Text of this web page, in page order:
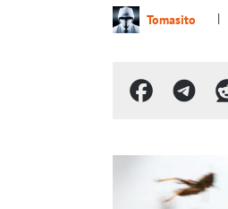
Tomasito